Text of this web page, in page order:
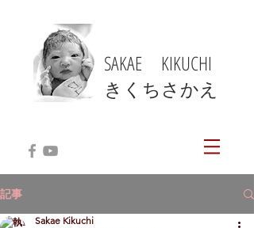
SAKAE KIKUCHI
​きくちさかえ
記事
Sakae Kikuchi